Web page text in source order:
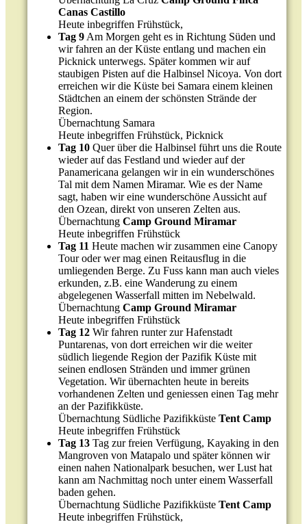
Canas Castillo
Heute inbegriffen Frühstück,
Tag 9 Am Morgen geht es in Richtung Süden und
wir fahren an der Küste entlang und machen ein
Picknick unterwegs. Später kommen wir auf
staubigen Pisten auf die Halbinsel Nicoya. Von dort
erreichen wir die Küste bei Samara einem kleinen
Städtchen an einem der schönsten Strände der
Region.
Übernachtung Samara
Heute inbegriffen Frühstück, Picknick
Tag 10 Quer über die Halbinsel führt uns die Route
wieder auf das Festland und wieder auf der
Panamericana gelangen wir in ein wunderschönes
Tal mit dem Namen Miramar. Wie es der Name
sagt, haben wir eine wunderschöne Aussicht auf
den Ozean, direkt von unseren Zelten aus.
ÜbernachtungCamp Ground Miramar
Heute inbegriffen Frühstück
Tag 11Heute machen wir zusammen eine Canopy
Tour oder wer mag einen Reitausflug in die
umliegenden Berge. Zu Fuss kann man auch vieles
erkunden, z.B. eine Wanderung zu einem
abgelegenen Wasserfall mitten im Nebelwald.
ÜbernachtungCamp Ground Miramar
Heute inbegriffen Frühstück
Tag 12Wir fahren runter zur Hafenstadt
Puntarenas, von dort erreichen wir die weiter
südlich liegende Region der Pazifik Küste mit
seinen endlosen Stränden und immer grünen
Vegetation. Wir übernachten heute in bereits
vorhandenen Zelten und geniessen einen Tag mehr
an der Pazifikküste.
Übernachtung Südliche Pazifikküste Tent Camp
Heute inbegriffen Frühstück
Tag 13Tag zur freien Verfügung, Kayaking in den
Mangroven von Matapalo und später können wir
einen nahen Nationalpark besuchen, wer Lust hat
kann am Nachmittag noch unter einem Wasserfall
baden gehen.
Übernachtung Südliche Pazifikküste Tent Camp
Heute inbegriffen Frühstück,